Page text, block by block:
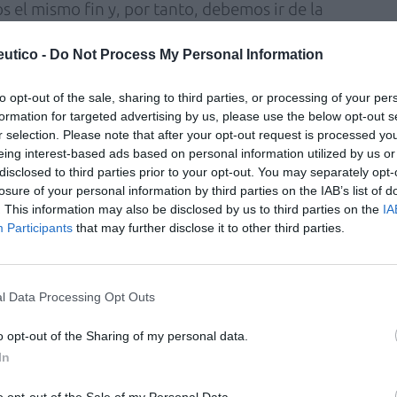
- Do Not Process My Personal Information
opt-out of the sale, sharing to third parties, or processing of your
for targeted advertising by us, please use the below opt-out
selection. Please note that after your opt-out request is processed
interest-based ads based on personal information utilized by us
to third parties prior to your opt-out. You may separately
of your personal information by third parties on the IAB’s list of
This information may also be disclosed by us to third parties on the
Participants that may further disclose it to other third parties.
Data Processing Opt Outs
opt-out of the Sharing of my personal data.
el mismo fin y, por tanto, debemos ir de la
y efectividad del sistema sanitario y
A ello añadió que «como
el farmacéutico tiene que ser el
del estado del medicamento,
mediante el seguimiento
así complicaciones relacionadas
del Colegio de Enfermería, afirmó
entre distintos roles profesionales con el
Tirado matizó «la importancia que tiene
la que realice una derivación a las
con el fin de generar calidad
el mantenimiento del estado del
carente de ideas en el tema de